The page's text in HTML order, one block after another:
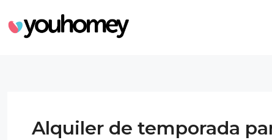
Alquiler de temporada